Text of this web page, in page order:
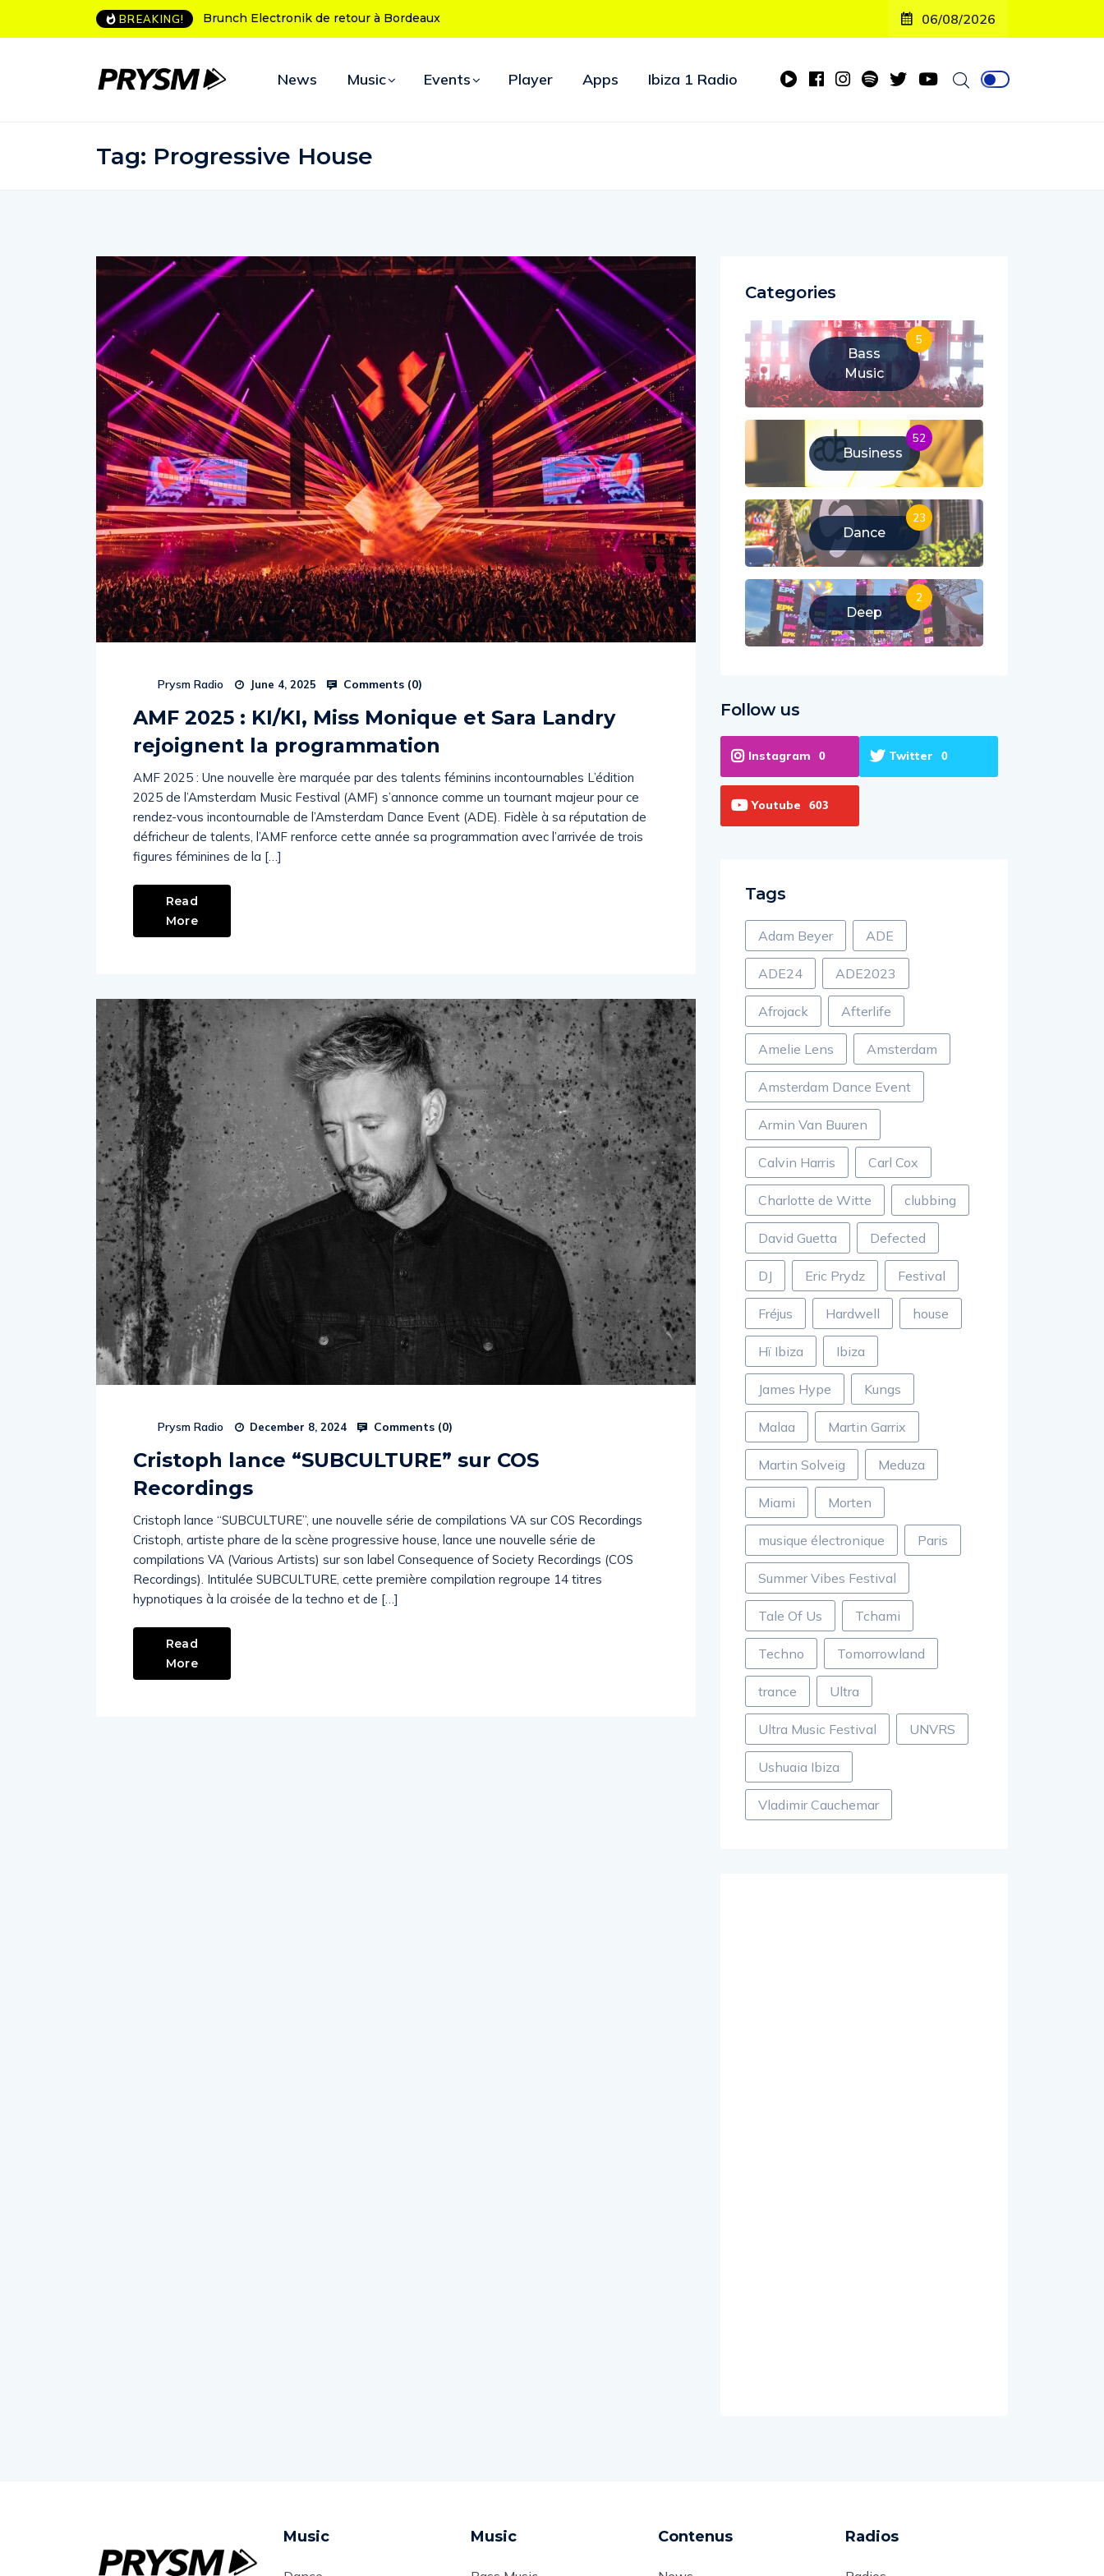
BREAKING!
Electronik de retour à BordeauxL’Amnesia Ibiza fête ses 50 ans : le
programme des soirées d’ouverture
06/08/2026
News Music Events Player Apps Ibiza 1 Radio
Tag: Progressive House
Prysm Radio June 4, 2025 Comments (0)
AMF 2025 : KI/KI, Miss Monique et Sara Landry
rejoignent la programmation
AMF 2025 : Une nouvelle ère marquée par des talents féminins incontournables L’édition
2025 de l’Amsterdam Music Festival (AMF) s’annonce comme un tournant majeur pour ce
rendez-vous incontournable de l’Amsterdam Dance Event (ADE). Fidèle à sa réputation de
défricheur de talents, l’AMF renforce cette année sa programmation avec l’arrivée de trois
figures féminines de la […]
Read
More
Prysm Radio December 8, 2024 Comments (0)
Cristoph lance “SUBCULTURE” sur COS
Recordings
Cristoph lance “SUBCULTURE”, une nouvelle série de compilations VA sur COS Recordings
Cristoph, artiste phare de la scène progressive house, lance une nouvelle série de
compilations VA (Various Artists) sur son label Consequence of Society Recordings (COS
Recordings). Intitulée SUBCULTURE, cette première compilation regroupe 14 titres
hypnotiques à la croisée de la techno et de […]
Read
More
Categories
Bass
Music
5
Business
52
Dance
23
Deep
2
Follow us
Instagram 0 Twitter 0
Youtube 603
Tags
Adam Beyer ADE
ADE24 ADE2023
Afrojack Afterlife
Amelie Lens Amsterdam
Amsterdam Dance Event
Armin Van Buuren
Calvin Harris Carl Cox
Charlotte de Witte clubbing
David Guetta Defected
DJ Eric Prydz Festival
Fréjus Hardwell house
Hï Ibiza Ibiza
James Hype Kungs
Malaa Martin Garrix
Martin Solveig Meduza
Miami Morten
musique électronique Paris
Summer Vibes Festival
Tale Of Us Tchami
Techno Tomorrowland
trance Ultra
Ultra Music Festival UNVRS
Ushuaia Ibiza
Vladimir Cauchemar
Music Music Contenus Radios